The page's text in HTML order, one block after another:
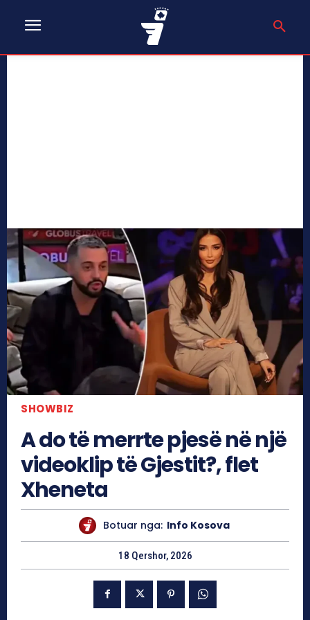
SHOWBIZ
A do të merrte pjesë në një
videoklip të Gjestit?, flet
Xheneta
Botuar nga: Info Kosova
18 Qershor, 2026